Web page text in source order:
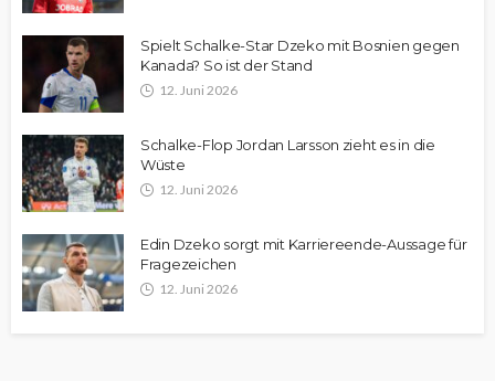
Spielt Schalke-Star Dzeko mit Bosnien gegen
Kanada? So ist der Stand
12. Juni 2026
Schalke-Flop Jordan Larsson zieht es in die
Wüste
12. Juni 2026
Edin Dzeko sorgt mit Karriereende-Aussage für
Fragezeichen
12. Juni 2026